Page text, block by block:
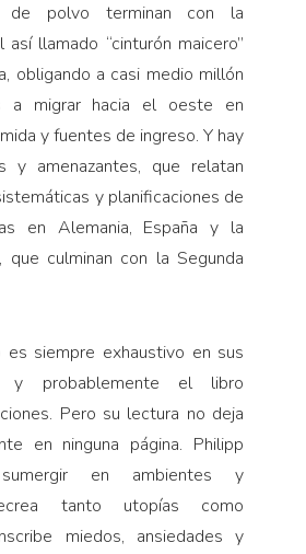
de polvo terminan con la
llamado “cinturón maicero”
obligando a casi medio millón
a migrar hacia el oeste en
y fuentes de ingreso. Y hay
y amenazantes, que relatan
y planificaciones de
en Alemania, España y la
que culminan con la Segunda
es siempre exhaustivo en sus
y probablemente el libro
Pero su lectura no deja
en ninguna página. Philipp
en ambientes y
tanto utopías como
miedos, ansiedades y